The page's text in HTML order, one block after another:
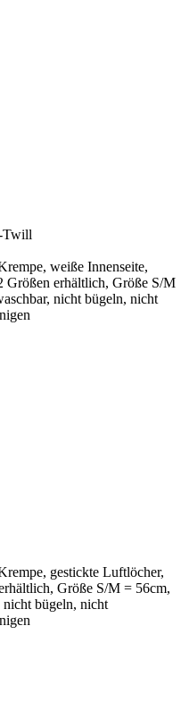
Twill
weiße Innenseite,
Größen erhältlich, Größe S/M
nicht bügeln, nicht
gestickte Luftlöcher,
Größe S/M = 56cm,
bügeln, nicht